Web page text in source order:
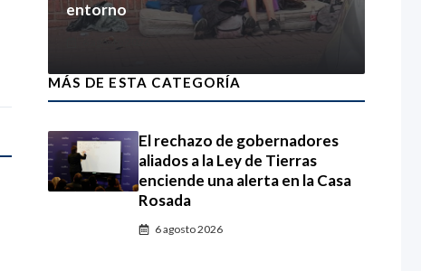
entorno
6 agosto 2026
MÁS DE ESTA CATEGORÍA
El rechazo de gobernadores
aliados a la Ley de Tierras
enciende una alerta en la Casa
Rosada
6 agosto 2026